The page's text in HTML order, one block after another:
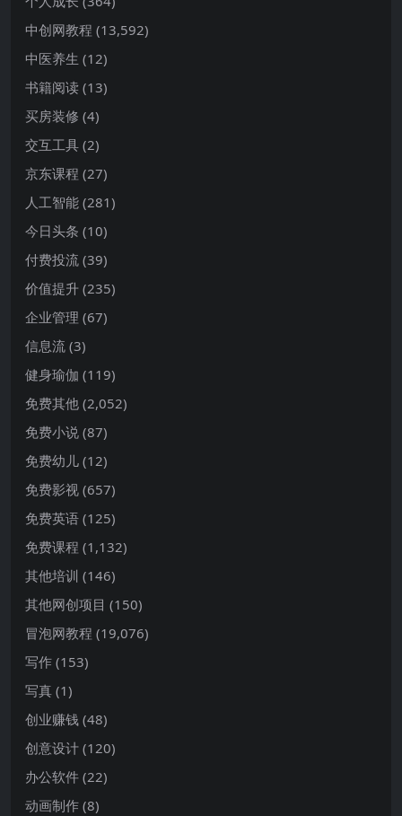
中创网教程 (13,592)
中医养生 (12)
书籍阅读 (13)
买房装修 (4)
交互工具 (2)
京东课程 (27)
人工智能 (281)
今日头条 (10)
付费投流 (39)
价值提升 (235)
企业管理 (67)
信息流 (3)
健身瑜伽 (119)
免费其他 (2,052)
免费小说 (87)
免费幼儿 (12)
免费影视 (657)
免费英语 (125)
免费课程 (1,132)
其他培训 (146)
其他网创项目 (150)
冒泡网教程 (19,076)
写作 (153)
写真 (1)
创业赚钱 (48)
创意设计 (120)
办公软件 (22)
动画制作 (8)